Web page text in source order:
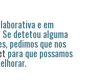
e em
detetou alguma
pedimos que nos
para que possamos